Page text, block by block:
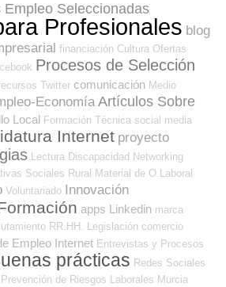
Empleo Seleccionadas
Profesionales blog
financiación Cultura Ofertas
Procesos de Selección
Twitter comunicación Medio
Economía Artículos Sobre
Local Formación Técnica social media
Internet proyecto
Lectura Discapacidad Networking
Sociales Rural Material de O.Laboral
Voluntariado Innovación
apps Linkedin marca
RR.HH. Legislación comercio
Empleo Internet Entrevistas y Procesos
prácticas Redes Sociales
Prevención de Riesgos Laborales Murcia